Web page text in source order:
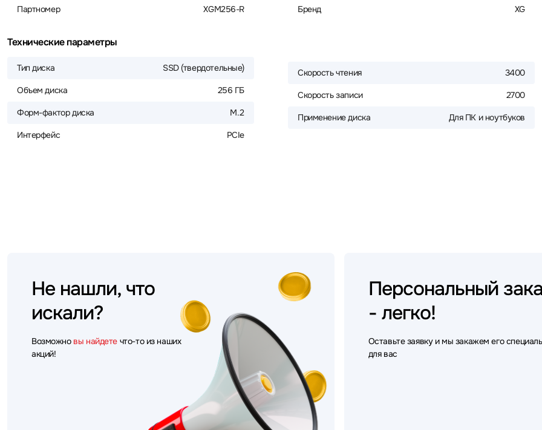
Партномер XGM256-R Бренд XG
Технические параметры
Тип диска SSD (твердотельные)
Объем диска 256 ГБ
Форм-фактор диска M.2
Интерфейс PCIe
Скорость чтения 3400
Скорость записи 2700
Применение диска Для ПК и ноутбуков
Не нашли, что
искали?
Возможно вы найдете что-то из наших
акций!
Персональный
- легко!
Оставьте заявку и мы закажем его
для вас